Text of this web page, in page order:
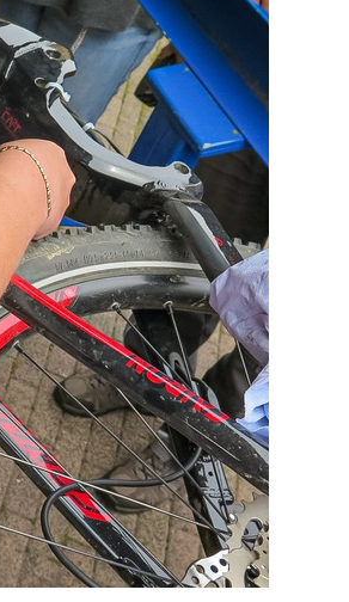
Polizeidirektion Rheingau-Taunus
Zeugen Gesucht!; Mercedes
Nach Vermisster Person Aus
Geisenheim Vermisst
Energiedrinks Vom Zollamt In